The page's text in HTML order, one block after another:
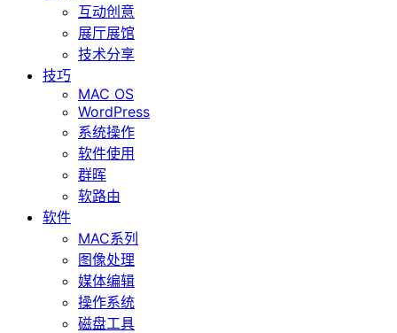
互动创意
展厅展馆
技术分享
技巧
MAC OS
WordPress
系统操作
软件使用
群晖
软路由
软件
MAC系列
图像处理
媒体编辑
操作系统
磁盘工具